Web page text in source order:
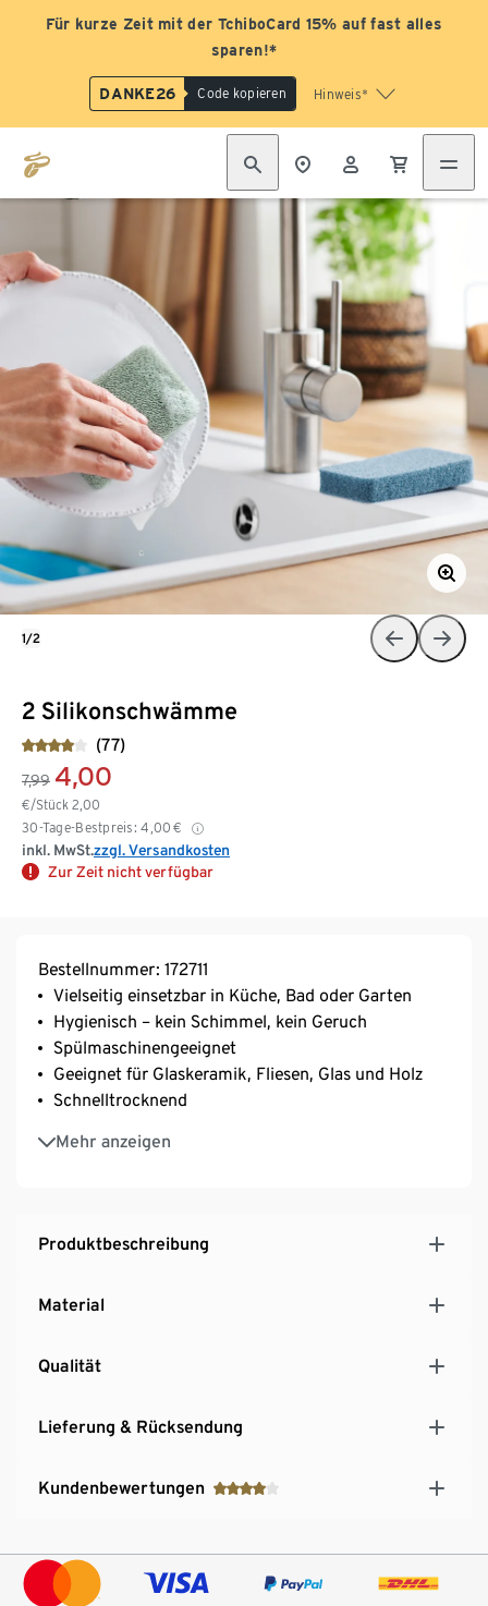
Für kurze Zeit mit der TchiboCard 15% auf fast alles
sparen!*
DANKE26 Code kopieren Hinweis*
2 Silikonschwämme
(77)
7,99 4,00
€/Stück 2,00
30-Tage-Bestpreis: 4,00 €
inkl. MwSt.zzgl. Versandkosten
Zur Zeit nicht verfügbar
1/2
Bestellnummer: 172711
Vielseitig einsetzbar in Küche, Bad oder Garten
Hygienisch – kein Schimmel, kein Geruch
Spülmaschinengeeignet
Geeignet für Glaskeramik, Fliesen, Glas und Holz
Schnelltrocknend
Mehr anzeigen
Hinterlässt keine Kratzer
Produktbeschreibung
Material
Qualität
Lieferung & Rücksendung
Kundenbewertungen